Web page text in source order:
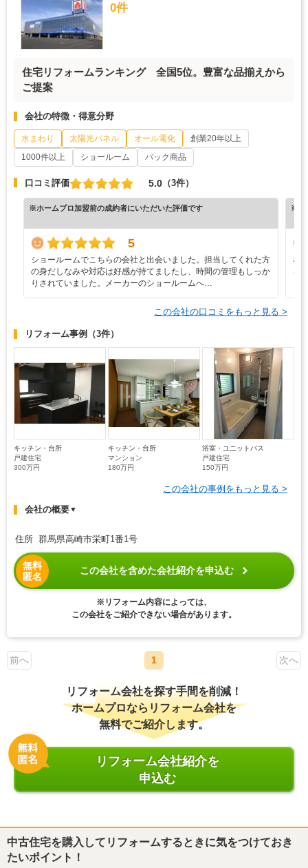
0件
住宅リフォームランキング 全国5位。豊富な品揃えから
ご提案
会社の特徴・得意分野
水まわり 太陽光パネル オール電化
創業20年以上
1000件以上
ショールーム パック商品
口コミ評価 5.0 （3件）
※ホームプロ加盟前の成約者にいただいた評価です
5
ショールームでこちらの会社と出会いました。担当してくれた方
の身だしなみや対応は好感が持てましたし、時間の管理もしっか
りされていました。メーカーのショールームへ…
※ホ
な
ろ
この会社の口コミをもっと見る >
リフォーム事例 （3件）
キッチン・台所
戸建住宅
300万円
キッチン・台所
マンション
180万円
浴室・ユニットバス
戸建住宅
150万円
この会社の事例をもっと見る >
会社の概要▼
住所 群馬県高崎市栄町1番1号
無料
匿名
この会社を含めた会社紹介を申込む
※リフォーム内容によっては、
この会社をご紹介できない場合があります。
前へ 1 次へ
リフォーム会社を探す手間を削減！
ホームプロならリフォーム会社を
無料でご紹介します。
リフォーム会社紹介を
申込む
中古住宅を購入してリフォームするときに気をつけておき
たいポイント！